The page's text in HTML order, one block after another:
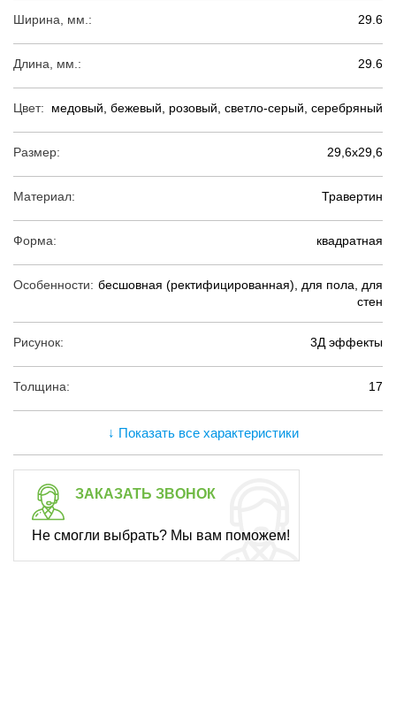
Ширина, мм.: 29.6
Длина, мм.: 29.6
Цвет: медовый, бежевый, розовый, светло-серый, серебряный
Размер: 29,6х29,6
Материал: Травертин
Форма: квадратная
Особенности: бесшовная (ректифицированная), для пола, для
стен
Рисунок: 3Д эффекты
Толщина: 17
↓ Показать все характеристики
ЗАКАЗАТЬ ЗВОНОК
Не смогли выбрать? Мы вам поможем!